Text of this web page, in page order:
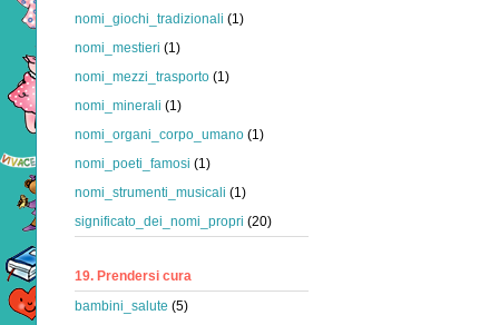
nomi_giochi_tradizionali (1)
nomi_mestieri (1)
nomi_mezzi_trasporto (1)
nomi_minerali (1)
nomi_organi_corpo_umano (1)
nomi_poeti_famosi (1)
nomi_strumenti_musicali (1)
significato_dei_nomi_propri (20)
19. Prendersi cura
bambini_salute (5)